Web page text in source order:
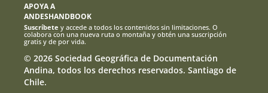
APOYA A
ANDESHANDBOOK
Suscríbete y accede a todos los contenidos sin limitaciones. O
colabora con una nueva ruta o montaña y obtén una suscripción
gratis y de por vida.
© 2026 Sociedad Geográfica de Documentación
Andina, todos los derechos reservados. Santiago de
Chile.